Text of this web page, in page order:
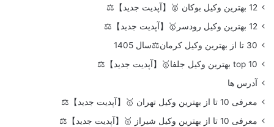
12 بهترین وکیل بوکان 🥇【آپدیت جدید】⚖️
12 بهترین وکیل رودسر🥇【آپدیت جدید】⚖️
30 تا از بهترین وکیل کرمان⚖️سال 1405
top 10 بهترین وکیل جلفا🥇【آپدیت جدید】⚖️
آدرس ها
معرفی 10 تا از بهترین وکیل تهران 🥇【آپدیت جدید】⚖️
معرفی 10 تا از بهترین وکیل شیراز 🥇【آپدیت جدید】⚖️